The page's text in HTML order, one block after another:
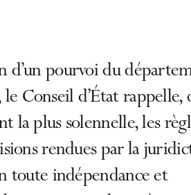
d’un pourvoi du
Conseil d’État rappelle,
la plus solennelle, les
rendues par la
toute indépendance et